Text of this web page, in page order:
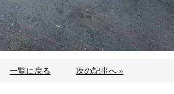
一覧に戻る 次の記事へ »